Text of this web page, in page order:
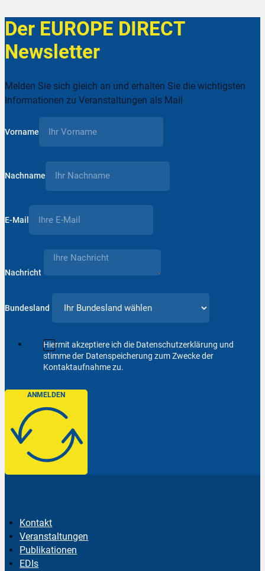
Der EUROPE DIRECT
Newsletter
Melden Sie sich gleich an und erhalten Sie die wichtigsten
Informationen zu Veranstaltungen als Mail
Vorname
Nachname
E-Mail
Nachricht
Bundesland
Hiermit akzeptiere ich die Datenschutzerklärung und
stimme der Datenspeicherung zum Zwecke der
Kontaktaufnahme zu.
ANMELDEN
Kontakt
Veranstaltungen
Publikationen
EDIs